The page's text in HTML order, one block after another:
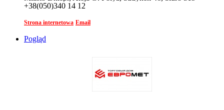
+38(050)340 14 12
Strona internetowa Email
Pogląd